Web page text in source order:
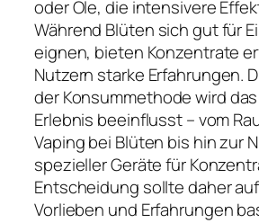
oder Öle, die intensivere
Während Blüten sich gut für
eignen, bieten Konzentrate
Nutzern starke Erfahrungen.
der Konsummethode wird
Erlebnis beeinflusst – vom
Vaping bei Blüten bis hin zur
spezieller Geräte für
Entscheidung sollte daher
Vorlieben und Erfahrungen